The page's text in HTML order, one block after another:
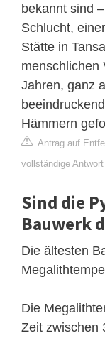
bekannt sind
Schlucht,
Stätte in
menschlichen
Jahren, ganz
Hämmern
Antrag auf
vollständige
Sind die
Bauwerk
Die ältesten
Die
Zeit zwischen